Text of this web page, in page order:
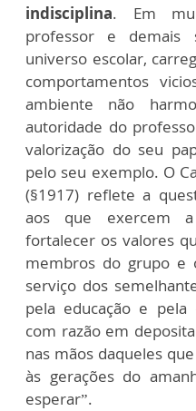
indisciplina. Em
professor e demais
universo escolar,
comportamentos
ambiente não
autoridade do
valorização do seu
pelo seu exemplo. O
(§1917) reflete a
aos que exercem
fortalecer os valores
membros do grupo e
serviço dos
pela educação e pela
com razão em
nas mãos daqueles
às gerações do
esperar”.